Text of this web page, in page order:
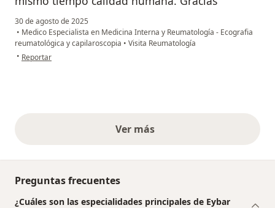
30 de agosto de 2025
• Medico Especialista en Medicina Interna y Reumatología - Ecografia
reumatológica y capilaroscopia • Visita Reumatología
• en opinión del usuario María Rubiela
Reportar
Ver másopiniones anteriores
Preguntas frecuentes
¿Cuáles son las especialidades principales de Eybar